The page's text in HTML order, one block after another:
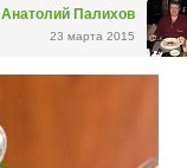
Анатолий Палихов
23 марта 2015